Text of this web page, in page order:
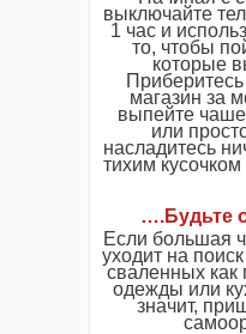
выключайте
1 час и
то, чтобы
которые
магазин за
выпейте
или
насладитесь
тихим
….Будьте
Если большая
уходит на
сваленных как
одежды или
значит,